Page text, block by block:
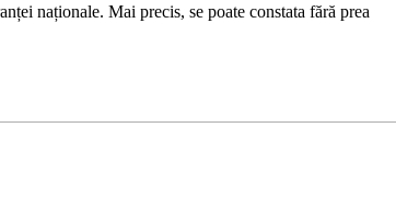
naționale. Mai precis, se poate constata fără prea